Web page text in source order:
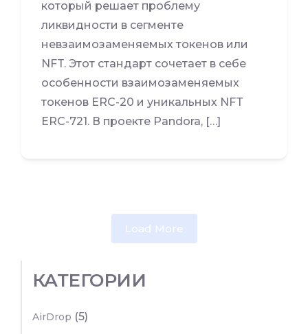
который решает проблему
ликвидности в сегменте
невзаимозаменяемых токенов или
NFT. Этот стандарт сочетает в себе
особенности взаимозаменяемых
токенов ERC-20 и уникальных NFT
ERC-721. В проекте Pandora, […]
Load More
КАТЕГОРИИ
AirDrop (5)